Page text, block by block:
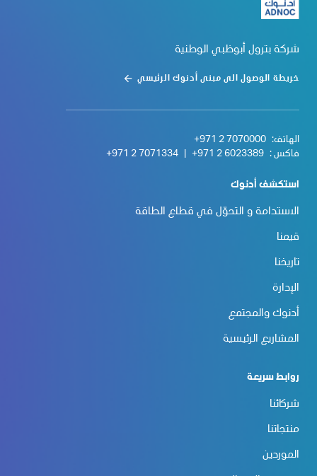
شركة بترول أبوظبي الوطنية
خريطة الوصول الى مبنى أدنوك الرئيسي
الهاتف: +971 2 7070000
فاكس : +971 2 6023389
+971 2 7071334
استكشف أدنوك
الاستدامة و التحوّل في قطاع الطاقة
قيمنا
تاريخنا
الإدارة
أدنوك والمجتمع
المشاريع الرئيسية
روابط سريعة
شركائنا
منتجاتنا
الموردين